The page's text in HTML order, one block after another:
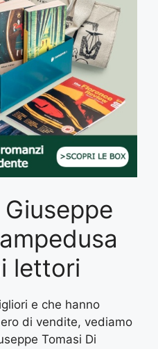
lettori
e che hanno
di vendite, vediamo
Tomasi Di